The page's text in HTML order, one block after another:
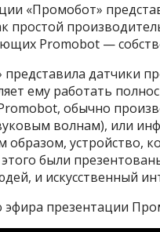
«Промобот»
простой
Promobot —
датчики
ему работать
обычно
волнам), или
устройство,
были
и искусственный
эфира презентации